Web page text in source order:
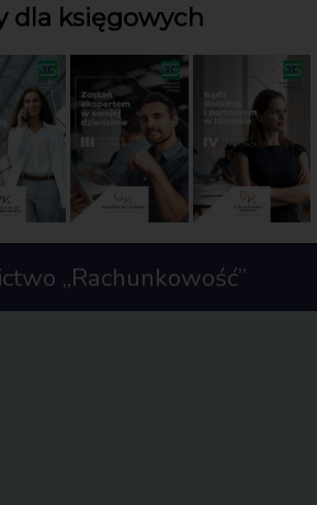
dla księgowych
„Rachunkowość”